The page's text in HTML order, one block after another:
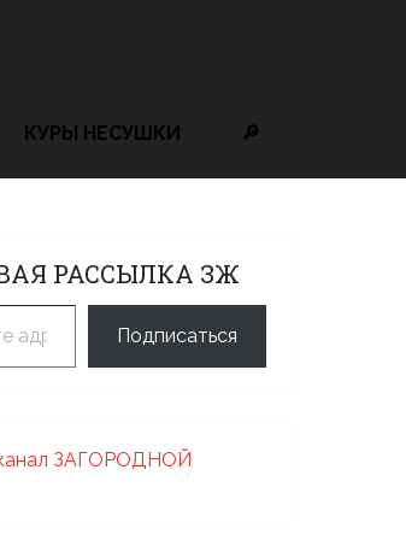
КУРЫ НЕСУШКИ 🔎
РАССЫЛКА ЗЖ
Подписаться